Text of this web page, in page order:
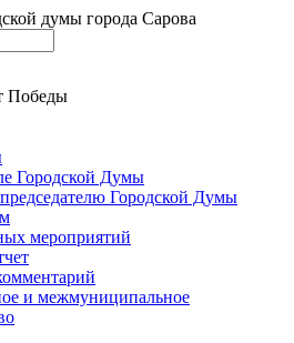
думы города Сарова
Городской Думы
Городской Думы
мероприятий
и межмуниципальное